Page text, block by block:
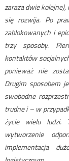
zaraża dwie
się rozwija. Po
zablokowanych i
trzy sposoby.
kontaktów
ponieważ nie
Drugim sposobem
swobodne
trudne i – w
życie wielu ludzi.
wytworzenie
implementacja